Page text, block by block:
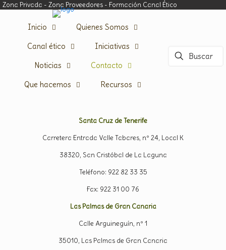
Zona Privada - Zona Proveedores - Formación Canal Ético
Inicio
Quienes Somos
Canal ético
Iniciativas
Noticias
Contacto
Que hacemos
Recursos
Santa Cruz de Tenerife
Carretera Entrada Valle Tabares, nº 24, Local K
38320, San Cristóbal de La Laguna
Teléfono: 922 82 33 35
Fax: 922 31 00 76
Las Palmas de Gran Canaria
Calle Arguineguín, nº 1
35010, Las Palmas de Gran Canaria